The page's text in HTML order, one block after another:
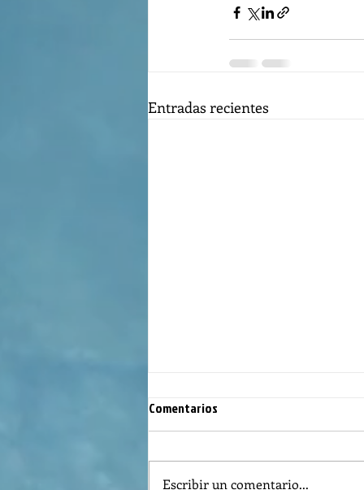
Entradas recientes
Comentarios
Escribir un comentario...